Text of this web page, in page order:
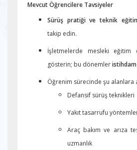
Mevcut Öğrencilere Tavsiyeler
Sürüş pratiği ve teknik
takip edin.
İşletmelerde mesleki eğitim
gösterin; bu dönemleristihdam
Öğrenim sürecinde şu alanlara
Defansif sürüş teknikleri
Yakıt tasarrufu
Araç bakım ve arıza
uzmanlık